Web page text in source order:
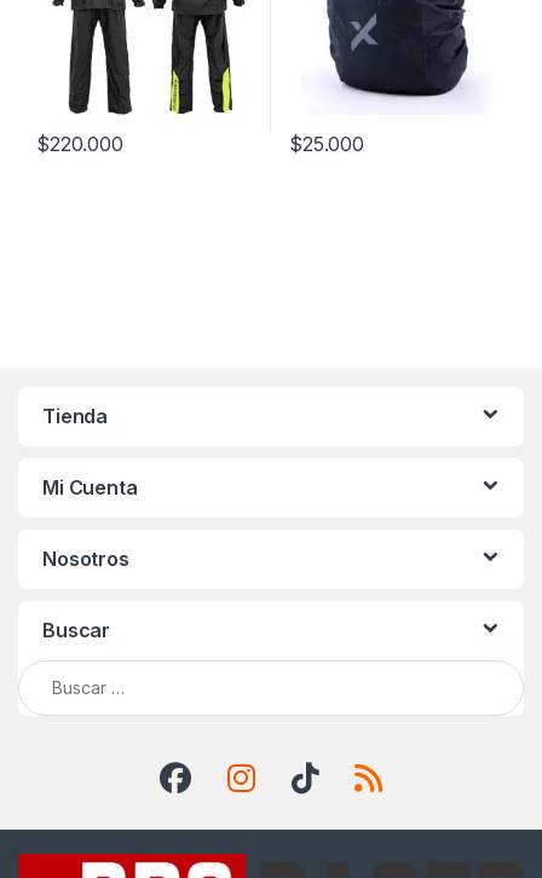
$220.000 $25.000
Tienda
Mi Cuenta
Nosotros
Buscar
Buscar: